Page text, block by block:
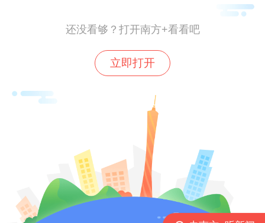
保患者充分理解后自愿签署知情同意书。患
者抵达医院后等待约半小时便开始手术，从
入院到完成所有诊疗流程全程耗时不到2小
当医护人员告知患者需等待半小时因为前一
台手术尚未结束时，患者震惊地表示：“太快
了！我以为手术还要再约其他时间。这太不
可思议了！”手术过程中，国际医疗部医护人
员全程参与，在局部麻醉确认、术区标记等
关键环节担任现场翻译，协助专科医生与患
还没看够？打开南方+看看吧
立即打开